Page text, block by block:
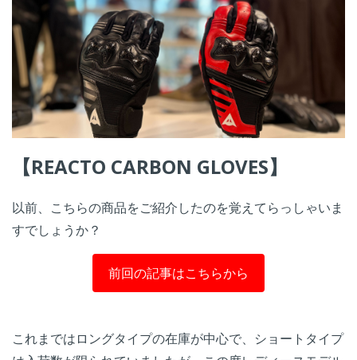
【REACTO CARBON GLOVES】
以前、こちらの商品をご紹介したのを覚えてらっしゃいま
すでしょうか？
前回の記事はこちらから
これまではロングタイプの在庫が中心で、ショートタイプ